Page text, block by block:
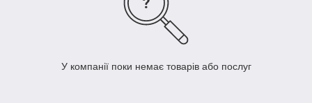
У компанії поки немає товарів або послуг